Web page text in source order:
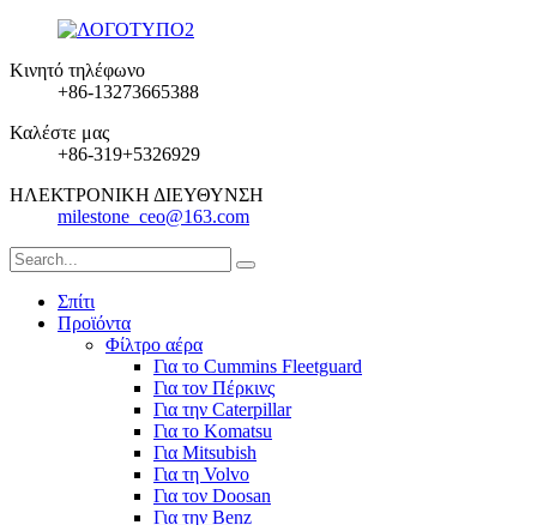
Κινητό τηλέφωνο
+86-13273665388
Καλέστε μας
+86-319+5326929
ΗΛΕΚΤΡΟΝΙΚΗ ΔΙΕΥΘΥΝΣΗ
milestone_ceo@163.com
Σπίτι
Προϊόντα
Φίλτρο αέρα
Για το Cummins Fleetguard
Για τον Πέρκινς
Για την Caterpillar
Για το Komatsu
Για Mitsubish
Για τη Volvo
Για τον Doosan
Για την Benz